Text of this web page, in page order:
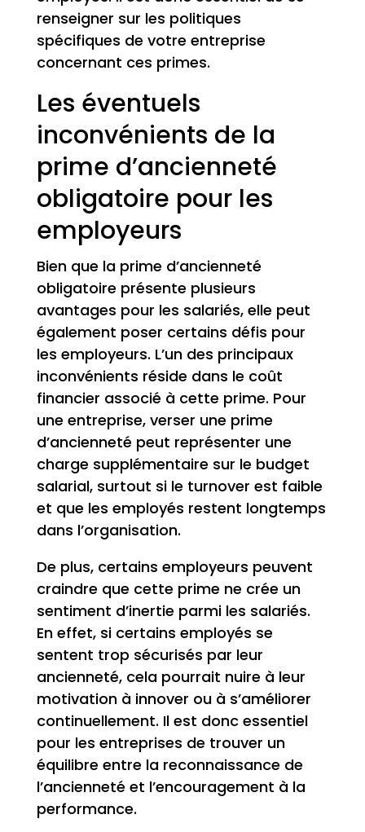
renseigner sur les politiques
spécifiques de votre entreprise
concernant ces primes.
Les éventuels
inconvénients de la
prime d’ancienneté
obligatoire pour les
employeurs
Bien que la prime d’ancienneté
obligatoire présente plusieurs
avantages pour les salariés, elle peut
également poser certains défis pour
les employeurs. L’un des principaux
inconvénients réside dans le coût
financier associé à cette prime. Pour
une entreprise, verser une prime
d’ancienneté peut représenter une
charge supplémentaire sur le budget
salarial, surtout si le turnover est faible
et que les employés restent longtemps
dans l’organisation.
De plus, certains employeurs peuvent
craindre que cette prime ne crée un
sentiment d’inertie parmi les salariés.
En effet, si certains employés se
sentent trop sécurisés par leur
ancienneté, cela pourrait nuire à leur
motivation à innover ou à s’améliorer
continuellement. Il est donc essentiel
pour les entreprises de trouver un
équilibre entre la reconnaissance de
l’ancienneté et l’encouragement à la
performance.